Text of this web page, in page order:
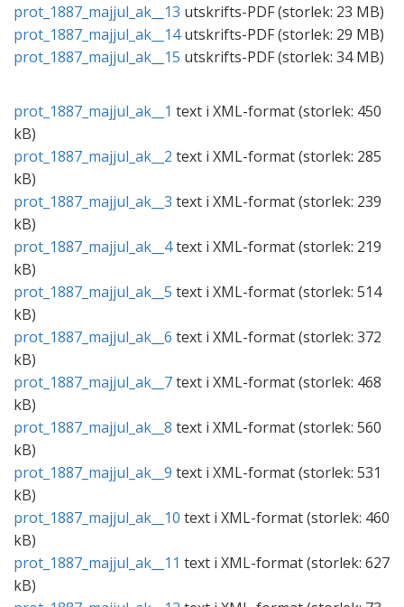
prot_1887_majjul_ak__13 utskrifts-PDF(storlek: 23 MB)
prot_1887_majjul_ak__14utskrifts-PDF(storlek: 29 MB)
prot_1887_majjul_ak__15 utskrifts-PDF(storlek: 34 MB)
prot_1887_majjul_ak__1 text i XML-format (storlek: 450
kB)
prot_1887_majjul_ak__2 text i XML-format (storlek: 285
kB)
prot_1887_majjul_ak__3 text i XML-format (storlek: 239
kB)
prot_1887_majjul_ak__4text i XML-format (storlek: 219
kB)
prot_1887_majjul_ak__5 text i XML-format (storlek: 514
kB)
prot_1887_majjul_ak__6 text i XML-format (storlek: 372
kB)
prot_1887_majjul_ak__7text i XML-format (storlek: 468
kB)
prot_1887_majjul_ak__8 text i XML-format (storlek: 560
kB)
prot_1887_majjul_ak__9 text i XML-format (storlek: 531
kB)
prot_1887_majjul_ak__10 text i XML-format (storlek: 460
kB)
prot_1887_majjul_ak__11 text i XML-format (storlek: 627
kB)